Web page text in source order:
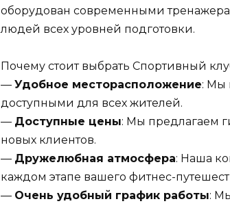
оборудован современными
людей всех уровней подготовки.
Почему стоит выбрать Спортивный
— Удобное месторасположение: Мы
доступными для всех жителей.
— Доступные цены: Мы предлагаем
новых клиентов.
— Дружелюбная атмосфера: Наша
каждом этапе вашего фитнес-
— Очень удобный график работы: